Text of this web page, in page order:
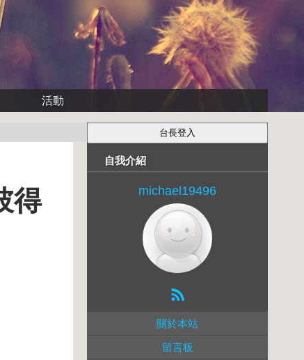
活動
得
自我介紹
michael19496
關於本站
留言板